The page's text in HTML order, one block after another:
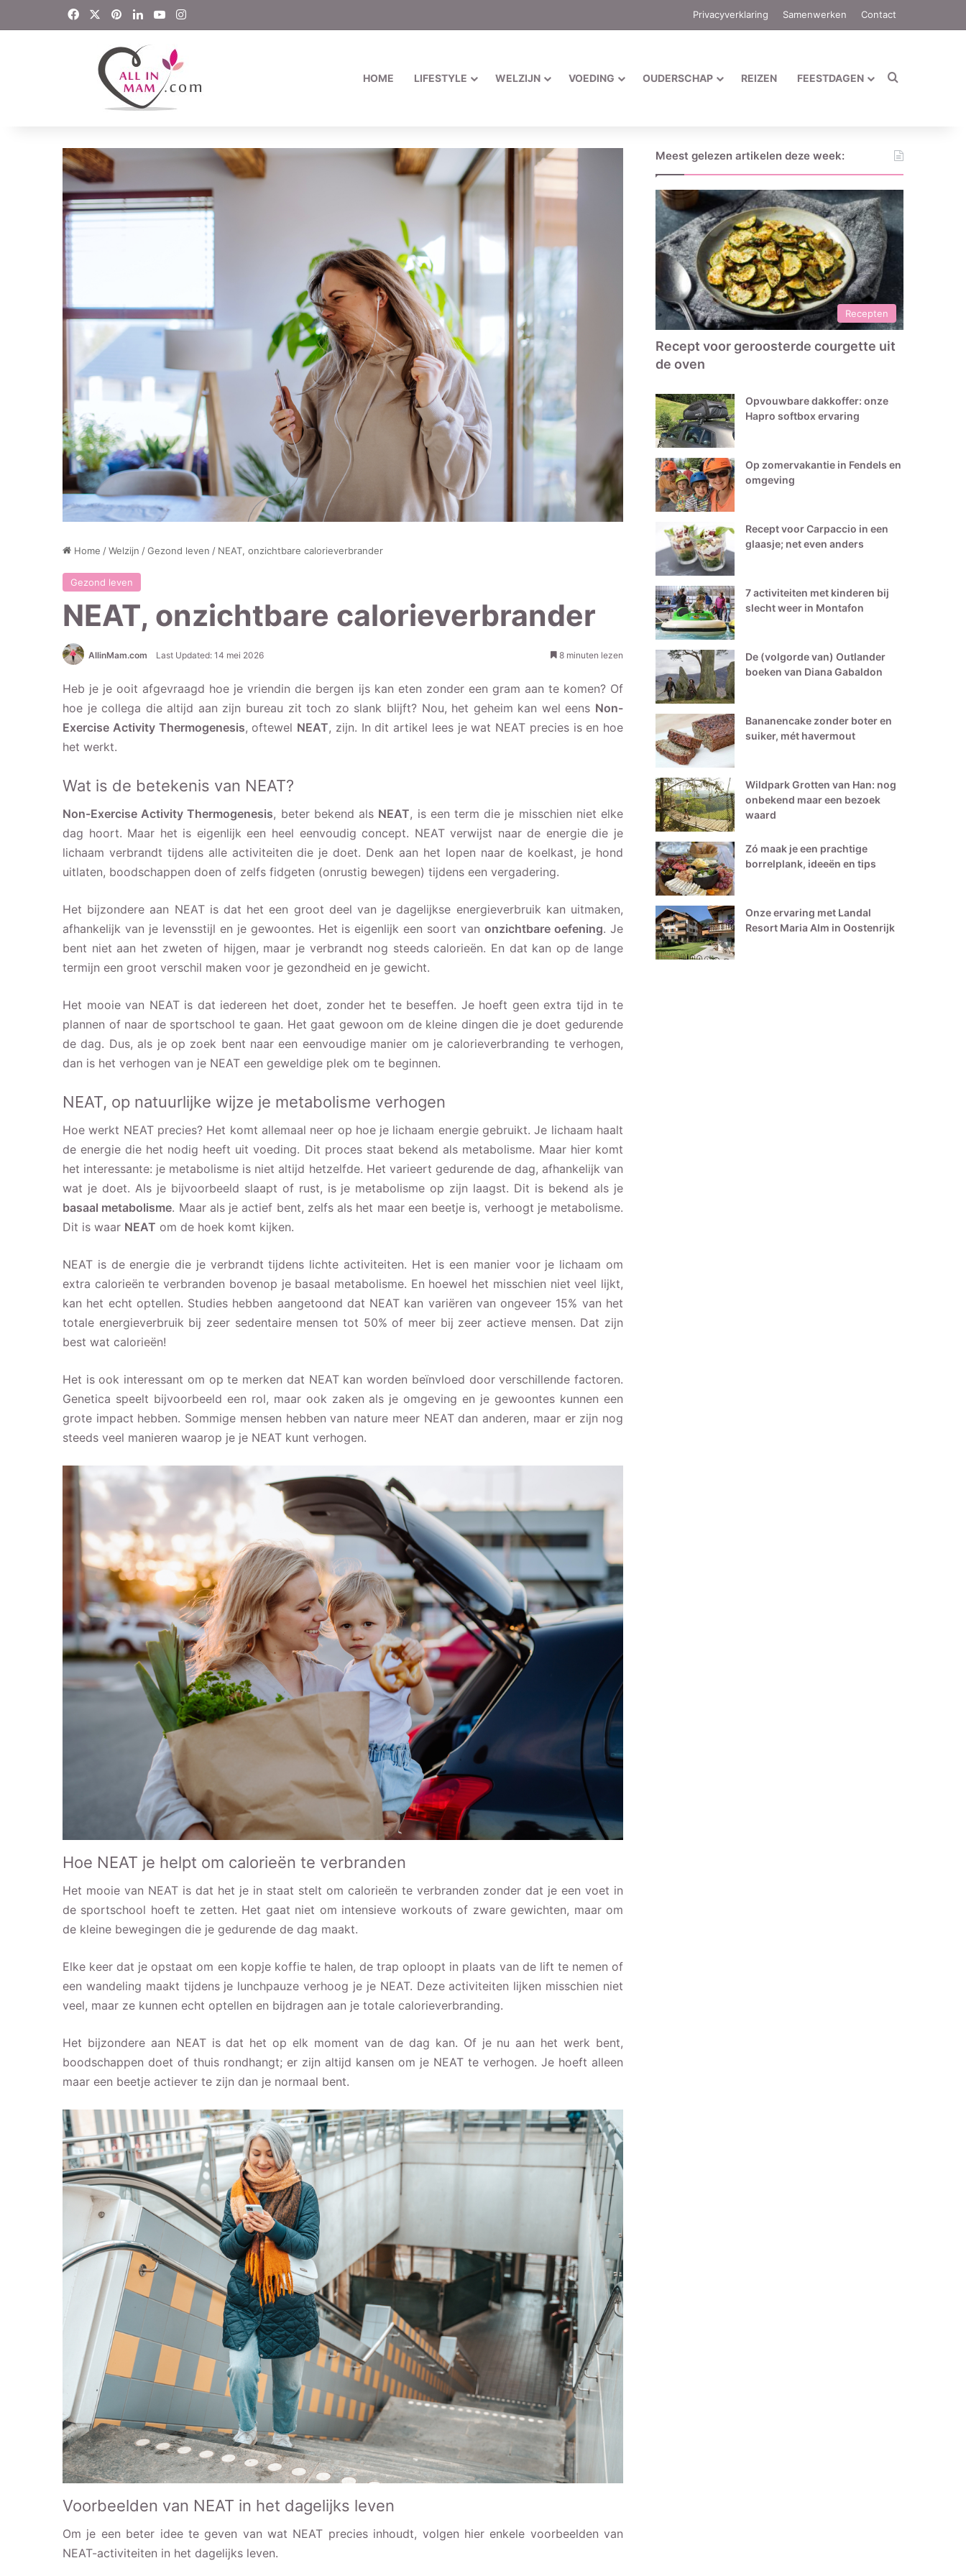
FacebookPinterestLinkedIn
YouTubeInstagram Privacyverklaring Samenwerken Contact
HOME LIFESTYLE WELZIJN VOEDING OUDERSCHAP REIZEN FEESTDAGEN Zoek naar
Home /Welzijn /Gezond leven / NEAT, onzichtbare calorieverbrander
Gezond leven
NEAT, onzichtbare calorieverbrander
AllinMam.com Last Updated: 14 mei 2026 8 minuten lezen
Heb je je ooit afgevraagd hoe je vriendin die bergen ijs kan eten zonder een gram aan te komen? Of
hoe je collega die altijd aan zijn bureau zit toch zo slank blijft? Nou, het geheim kan wel eens Non-
Exercise Activity Thermogenesis, oftewel NEAT, zijn. In dit artikel lees je wat NEAT precies is en hoe
het werkt.
Wat is de betekenis van NEAT?
Non-Exercise Activity Thermogenesis, beter bekend als NEAT, is een term die je misschien niet elke
dag hoort. Maar het is eigenlijk een heel eenvoudig concept. NEAT verwijst naar de energie die je
lichaam verbrandt tijdens alle activiteiten die je doet. Denk aan het lopen naar de koelkast, je hond
uitlaten, boodschappen doen of zelfs fidgeten (onrustig bewegen) tijdens een vergadering.
Het bijzondere aan NEAT is dat het een groot deel van je dagelijkse energieverbruik kan uitmaken,
afhankelijk van je levensstijl en je gewoontes. Het is eigenlijk een soort vanonzichtbare oefening. Je
bent niet aan het zweten of hijgen, maar je verbrandt nog steeds calorieën. En dat kan op de lange
termijn een groot verschil maken voor je gezondheid en je gewicht.
Het mooie van NEAT is dat iedereen het doet, zonder het te beseffen. Je hoeft geen extra tijd in te
plannen of naar de sportschool te gaan. Het gaat gewoon om de kleine dingen die je doet gedurende
de dag. Dus, als je op zoek bent naar een eenvoudige manier om je calorieverbranding te verhogen,
dan is het verhogen van je NEAT een geweldige plek om te beginnen.
NEAT, op natuurlijke wijze je metabolisme verhogen
Hoe werkt NEAT precies? Het komt allemaal neer op hoe je lichaam energie gebruikt. Je lichaam haalt
de energie die het nodig heeft uit voeding. Dit proces staat bekend als metabolisme. Maar hier komt
het interessante: je metabolisme is niet altijd hetzelfde. Het varieert gedurende de dag, afhankelijk van
wat je doet. Als je bijvoorbeeld slaapt of rust, is je metabolisme op zijn laagst. Dit is bekend als je
basaal metabolisme. Maar als je actief bent, zelfs als het maar een beetje is, verhoogt je metabolisme.
Dit is waar NEAT om de hoek komt kijken.
NEAT is de energie die je verbrandt tijdens lichte activiteiten. Het is een manier voor je lichaam om
extra calorieën te verbranden bovenop je basaal metabolisme. En hoewel het misschien niet veel lijkt,
kan het echt optellen. Studies hebben aangetoond dat NEAT kan variëren van ongeveer 15% van het
totale energieverbruik bij zeer sedentaire mensen tot 50% of meer bij zeer actieve mensen. Dat zijn
best wat calorieën!
Het is ook interessant om op te merken dat NEAT kan worden beïnvloed door verschillende factoren.
Genetica speelt bijvoorbeeld een rol, maar ook zaken als je omgeving en je gewoontes kunnen een
grote impact hebben. Sommige mensen hebben van nature meer NEAT dan anderen, maar er zijn nog
steeds veel manieren waarop je je NEAT kunt verhogen.
Hoe NEAT je helpt om calorieën te verbranden
Het mooie van NEAT is dat het je in staat stelt om calorieën te verbranden zonder dat je een voet in
de sportschool hoeft te zetten. Het gaat niet om intensieve workouts of zware gewichten, maar om
de kleine bewegingen die je gedurende de dag maakt.
Elke keer dat je opstaat om een kopje koffie te halen, de trap oploopt in plaats van de lift te nemen of
een wandeling maakt tijdens je lunchpauze verhoog je je NEAT. Deze activiteiten lijken misschien niet
veel, maar ze kunnen echt optellen en bijdragen aan je totale calorieverbranding.
Het bijzondere aan NEAT is dat het op elk moment van de dag kan. Of je nu aan het werk bent,
boodschappen doet of thuis rondhangt; er zijn altijd kansen om je NEAT te verhogen. Je hoeft alleen
maar een beetje actiever te zijn dan je normaal bent.
Voorbeelden van NEAT in het dagelijks leven
Om je een beter idee te geven van wat NEAT precies inhoudt, volgen hier enkele voorbeelden van
NEAT-activiteiten in het dagelijks leven.
Meest gelezen artikelen deze week:
Recepten
Recept voor geroosterde courgette uit
de oven
Opvouwbare dakkoffer: onze
Hapro softbox ervaring
Op zomervakantie in Fendels en
omgeving
Recept voor Carpaccio in een
glaasje; net even anders
7 activiteiten met kinderen bij
slecht weer in Montafon
De (volgorde van) Outlander
boeken van Diana Gabaldon
Bananencake zonder boter en
suiker, mét havermout
Wildpark Grotten van Han: nog
onbekend maar een bezoek
waard
Zó maak je een prachtige
borrelplank, ideeën en tips
Onze ervaring met Landal
Resort Maria Alm in Oostenrijk